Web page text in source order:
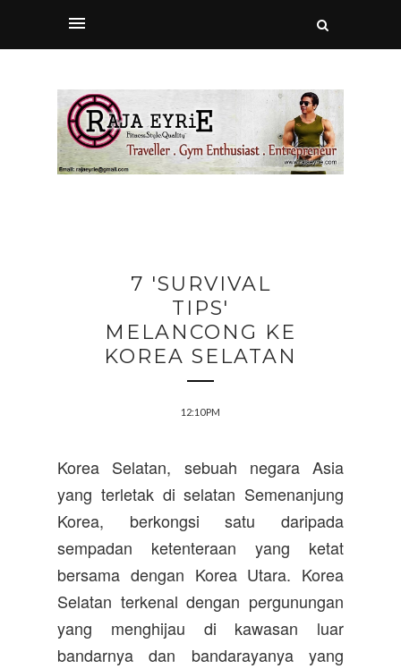
7 'SURVIVAL
TIPS'
MELANCONG KE
KOREA SELATAN
12:10 PM
Korea Selatan, sebuah negara Asia
yang terletak di selatan Semenanjung
Korea, berkongsi satu daripada
sempadan ketenteraan yang ketat
bersama dengan Korea Utara. Korea
Selatan terkenal dengan pergunungan
yang menghijau di kawasan luar
bandarnya dan bandarayanya yang